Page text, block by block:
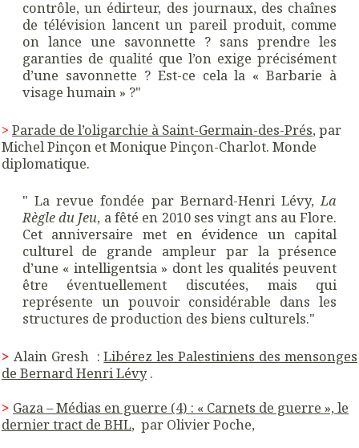
contrôle, un édirteur, des journaux, des chaînes
de télévision lancent un pareil produit, comme
on lance une savonnette ? sans prendre les
garanties de qualité que l’on exige précisément
d’une savonnette ? Est-ce cela la « Barbarie à
visage humain » ?"
> Parade de l’oligarchie à Saint-Germain-des-Prés, par
Michel Pinçon et Monique Pinçon-Charlot. Monde
diplomatique.
" La revue fondée par Bernard-Henri Lévy,La
Règle du Jeu, a fêté en 2010 ses vingt ans au Flore.
Cet anniversaire met en évidence un capital
culturel de grande ampleur par la présence
d’une « intelligentsia » dont les qualités peuvent
être éventuellement discutées, mais qui
représente un pouvoir considérable dans les
structures de production des biens culturels."
> Alain Gresh :Libérez les Palestiniens des mensonges
de Bernard Henri Lévy.
> Gaza – Médias en guerre (4) : « Carnets de guerre », le
dernier tract de BHL, par Olivier Poche,